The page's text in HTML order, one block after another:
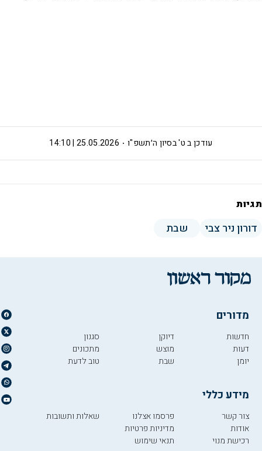
ט' בסיון ה׳תשפ"ו 25.05.2026 | 14:10 עודכן ב
תגיות
דורון ניר צבי שבת
מדורים
חדשות
דעות
יומן
דיוקן
מוצש
שבת
סגנון
מתכונים
טוב לדעת
מידע כללי
צור קשר
אודות
רכישת מנוי
פרסמו אצלנו
מדיניות פרטיות
תנאי שימוש
שאלות ותשובות